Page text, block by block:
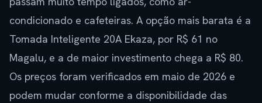
condicionado e cafeteiras. A opção mais barata é a
Tomada Inteligente 20A Ekaza, por R$ 61 no
Magalu, e a de maior investimento chega a R$ 80.
Os preços foram verificados em maio de 2026 e
podem mudar conforme a disponibilidade das